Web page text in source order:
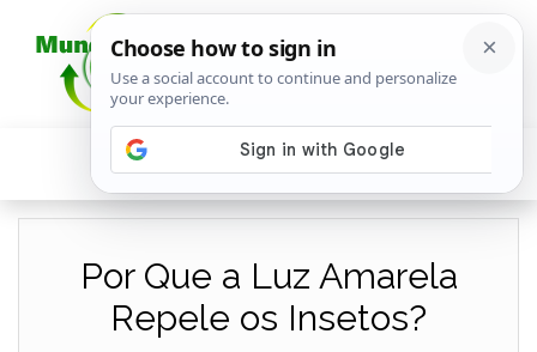
Por Que a Luz Amarela
Repele os Insetos?